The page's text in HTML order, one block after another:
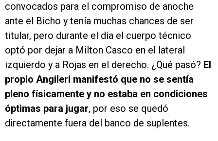
convocados para el compromiso de anoche
ante el Bicho y tenía muchas chances de ser
titular, pero durante el día el cuerpo técnico
optó por dejar a Milton Casco en el lateral
izquierdo y a Rojas en el derecho. ¿Qué pasó? El
propio Angileri manifestó que no se sentía
pleno físicamente y no estaba en condiciones
óptimas para jugar, por eso se quedó
directamente fuera del banco de suplentes.